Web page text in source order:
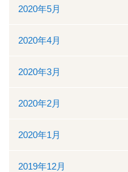
2020年5月
2020年4月
2020年3月
2020年2月
2020年1月
2019年12月